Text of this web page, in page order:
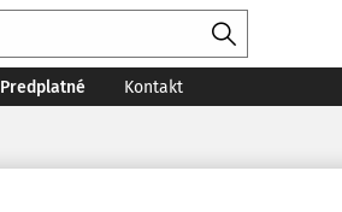
Predplatné Kontakt